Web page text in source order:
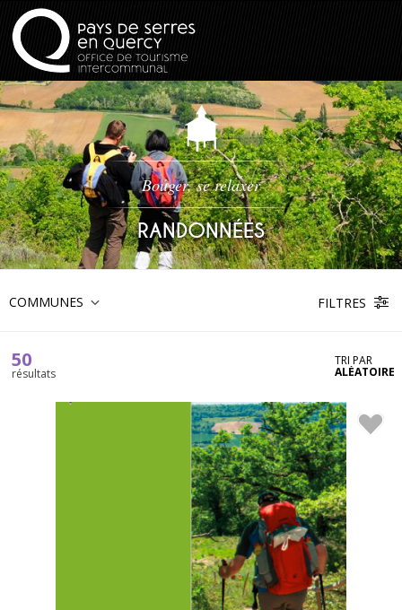
Bouger, se relaxer
RANDONNÉES
COMMUNES FILTRES
50
résultats
TRI PAR
ALÉATOIRE